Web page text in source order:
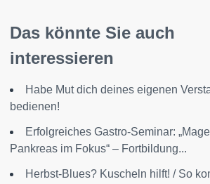
Das könnte Sie auch
interessieren
Habe Mut dich deines eigenen
bedienen!
Erfolgreiches Gastro-Seminar:
Pankreas im Fokus“ – Fortbildung...
Herbst-Blues? Kuscheln hilft! / So